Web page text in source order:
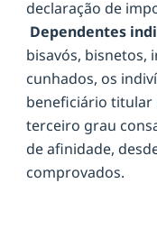
declaração de
Dependentes
bisavós, bisnetos,
cunhados, os
beneficiário titular
terceiro grau
de afinidade,
comprovados.